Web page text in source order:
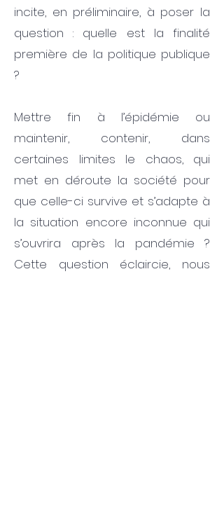
incite, en préliminaire, à poser la
question : quelle est la finalité
première de la politique publique
?
Mettre fin à l’épidémie ou
maintenir, contenir, dans
certaines limites le chaos, qui
met en déroute la société pour
que celle-ci survive et s’adapte à
la situation encore inconnue qui
s’ouvrira après la pandémie ?
Cette question éclaircie, nous